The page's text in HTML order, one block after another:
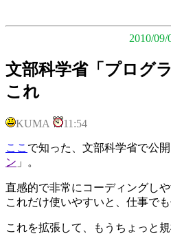
2010/09/
文部科学省「プログ
これ
KUMA 11:54
ここ で知った、文部科学省で公開
ン 」。
直感的で非常にコーディングしや
これだけ使いやすいと、仕事で
これを拡張して、もうちょっと